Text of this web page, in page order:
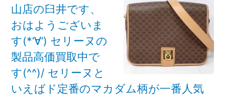
山店の臼井です、
おはようございま
す(*‘∀‘) セリーヌの
製品高価買取中で
す(^^)/ セリーヌと
いえばド定番のマカダム柄が一番人気